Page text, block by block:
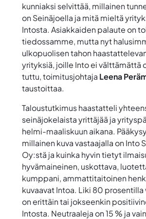
kunniaksi selvittää, millainen
on Seinäjoella ja mitä mieltä
Intosta. Asiakkaiden palaute on
tiedossamme, mutta nyt
ulkopuolisen tahon
yrityksiä, joille Into ei välttämättä
tuttu, toimitusjohtaja Leena
taustoittaa.
Taloustutkimus haastatteli
seinäjokelaista yrittäjää ja
helmi-maaliskuun aikana.
millainen kuva vastaajalla on Into
Oy:stä ja kuinka hyvin tietyt
hyvämaineinen, uskottava,
kumppani, ammattitaitoinen
kuvaavat Intoa. Liki 80 prosentilla
on erittäin tai jokseenkin
Intosta. Neutraaleja on 15 % ja